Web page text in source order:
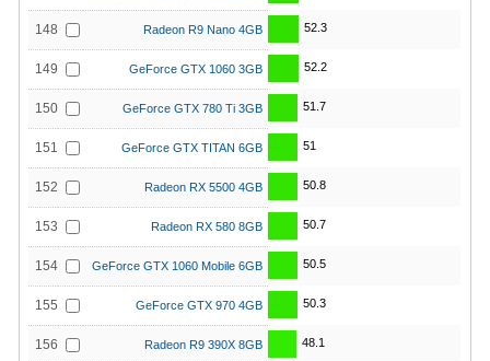
148 Radeon R9 Nano 4GB 52.3
149 GeForce GTX 1060 3GB 52.2
150 GeForce GTX 780 Ti 3GB 51.7
151 GeForce GTX TITAN 6GB 51
152 Radeon RX 5500 4GB 50.8
153 Radeon RX 580 8GB 50.7
154 GeForce GTX 1060 Mobile 6GB 50.5
155 GeForce GTX 970 4GB 50.3
156 Radeon R9 390X 8GB 48.1